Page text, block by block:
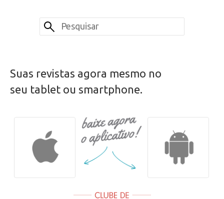
Suas revistas agora mesmo no
seu tablet ou smartphone.